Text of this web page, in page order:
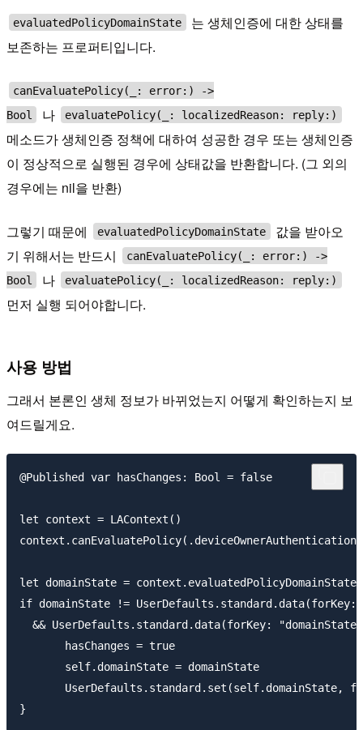
evaluatedPolicyDomainState
는 생체인증에 대한 상태를
보존하는 프로퍼티입니다.
canEvaluatePolicy(_: error:) ->
Bool
나 evaluatePolicy(_: localizedReason: reply:)
메소드가 생체인증 정책에 대하여 성공한 경우 또는 생체인증
이 정상적으로 실행된 경우에 상태값을 반환합니다. (그 외의
경우에는 nil을 반환)
그렇기 때문에 evaluatedPolicyDomainState
값을 받아오
기 위해서는 반드시
canEvaluatePolicy(_: error:) ->
Bool
나 evaluatePolicy(_: localizedReason: reply:)
먼저 실행 되어야합니다.
사용 방법
그래서 본론인 생체 정보가 바뀌었는지 어떻게 확인하는지 보
여드릴게요.
@Published var hasChanges: Bool = false
let context = LAContext()
let domainState = context.evaluatedPolicyDomainState
if domainState !=
&& UserDefaults.standard.data(forKey:
       hasChanges = true
       self.domainState = domainState
UserDefaults.standard.set(self.domainState,